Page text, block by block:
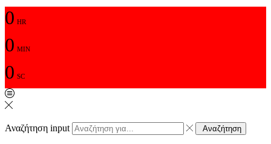
0 HR
0 MIN
0 SC
Αναζήτηση input Αναζήτηση